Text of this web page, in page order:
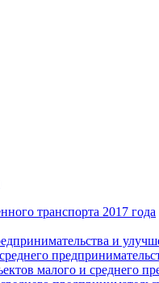
транспорта 2017 года
и
малого и среднего